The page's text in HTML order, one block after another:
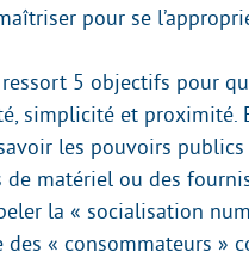
pour se
ressort 5 objectifs pour
simplicité et proximité.
les pouvoirs
de matériel ou des
la « socialisation
des « consommateurs »